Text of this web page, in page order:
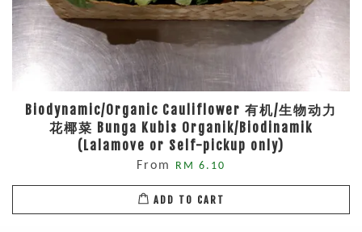
Biodynamic/Organic Cauliflower 有机/生物动力
花椰菜 Bunga Kubis Organik/Biodinamik
(Lalamove or Self-pickup only)
From RM 6.10
ADD TO CART